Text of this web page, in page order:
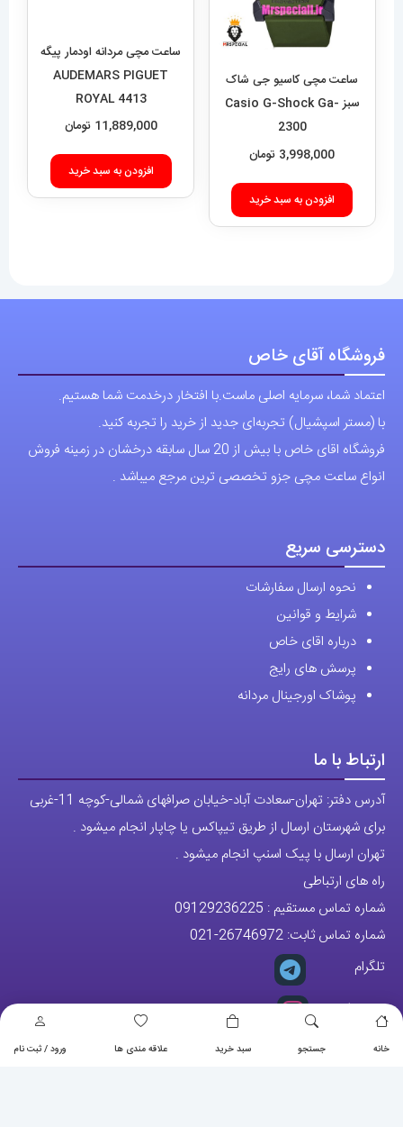
خانه جستجو سبد خرید علاقه مندی ها ورود / ثبت نام
ساعت مچی کاسیو جی شاک
سبز Casio G-Shock Ga-
2300
3,998,000 تومان
افزودن به سبد خرید
11,889,000 تومان
افزودن به سبد خرید
فروشگاه آقای خاص
اعتماد شما، سرمایه اصلی ماست.با افتخار درخدمت شما هستیم.
با (مستر اسپشیال) تجربه‌ای جدید از خرید را تجربه کنید.
فروشگاه اقای خاص با بیش از 20 سال سابقه درخشان در زمینه فروش
انواع ساعت مچی جزو تخصصی ترین مرجع میباشد .
دسترسی سریع
نحوه ارسال سفارشات
شرایط و قوانین
درباره اقای خاص
پرسش های رایج
پوشاک اورجینال مردانه
ارتباط با ما
آدرس دفتر: تهران-سعادت آباد-خیابان صرافهای شمالی-کوچه 11-غربی
برای شهرستان ارسال از طریق تیپاکس یا چاپار انجام میشود .
تهران ارسال با پیک اسنپ انجام میشود .
راه های ارتباطی
شماره تماس مستقیم : 09129236225
شماره تماس ثابت: 26746972
-021
تلگرام
پیج ساعت